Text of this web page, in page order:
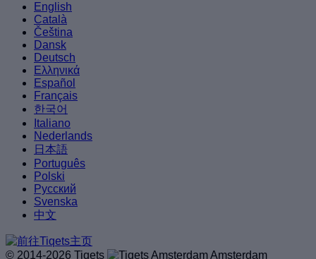
English
Català
Čeština
Dansk
Deutsch
Ελληνικά
Español
Français
한국어
Italiano
Nederlands
日本語
Português
Polski
Русский
Svenska
中文
© 2014-2026 Tiqets
Amsterdam